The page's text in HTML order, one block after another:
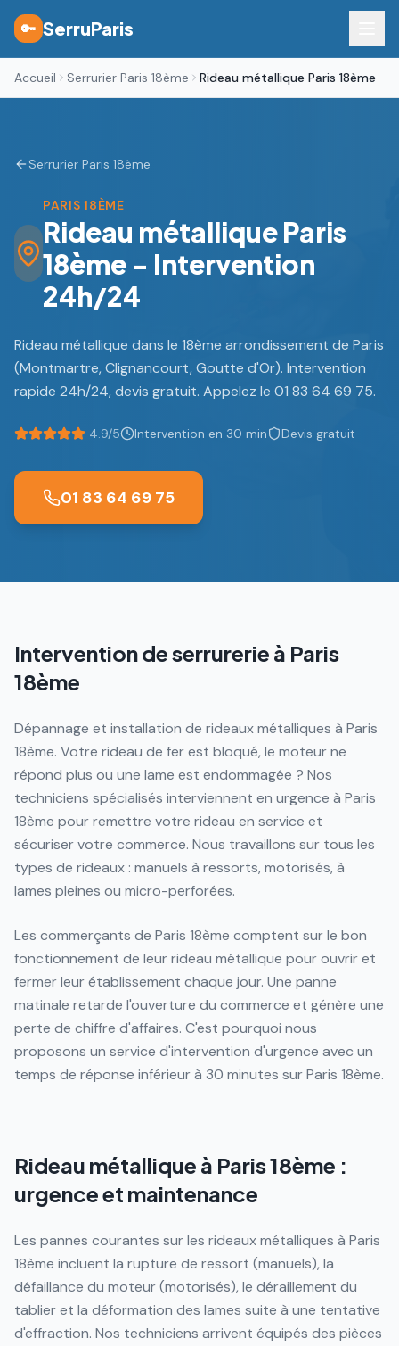
🔑 SerruParis
Accueil Serrurier Paris 18ème Rideau métallique Paris 18ème
Serrurier Paris 18ème
PARIS 18ÈME
Rideau métallique Paris
18ème - Intervention
24h/24
Rideau métallique dans le 18ème arrondissement de Paris
(Montmartre, Clignancourt, Goutte d'Or). Intervention
rapide 24h/24, devis gratuit. Appelez le 01 83 64 69 75.
4.9/5 Intervention en 30 min Devis gratuit
01 83 64 69 75
Intervention de serrurerie à Paris
18ème
Dépannage et installation de rideaux métalliques à Paris
18ème. Votre rideau de fer est bloqué, le moteur ne
répond plus ou une lame est endommagée ? Nos
techniciens spécialisés interviennent en urgence à Paris
18ème pour remettre votre rideau en service et
sécuriser votre commerce. Nous travaillons sur tous les
types de rideaux : manuels à ressorts, motorisés, à
lames pleines ou micro-perforées.
Les commerçants de Paris 18ème comptent sur le bon
fonctionnement de leur rideau métallique pour ouvrir et
fermer leur établissement chaque jour. Une panne
matinale retarde l'ouverture du commerce et génère une
perte de chiffre d'affaires. C'est pourquoi nous
proposons un service d'intervention d'urgence avec un
temps de réponse inférieur à 30 minutes sur Paris 18ème.
Rideau métallique à Paris 18ème :
urgence et maintenance
Les pannes courantes sur les rideaux métalliques à Paris
18ème incluent la rupture de ressort (manuels), la
défaillance du moteur (motorisés), le déraillement du
tablier et la déformation des lames suite à une tentative
d'effraction. Nos techniciens arrivent équipés des pièces